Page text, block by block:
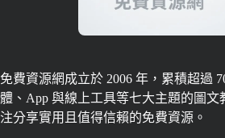
免費資源網成立於 2006 年，累積超過
體、App 與線上工具等七大主題的圖文
注分享實用且值得信賴的免費資源。